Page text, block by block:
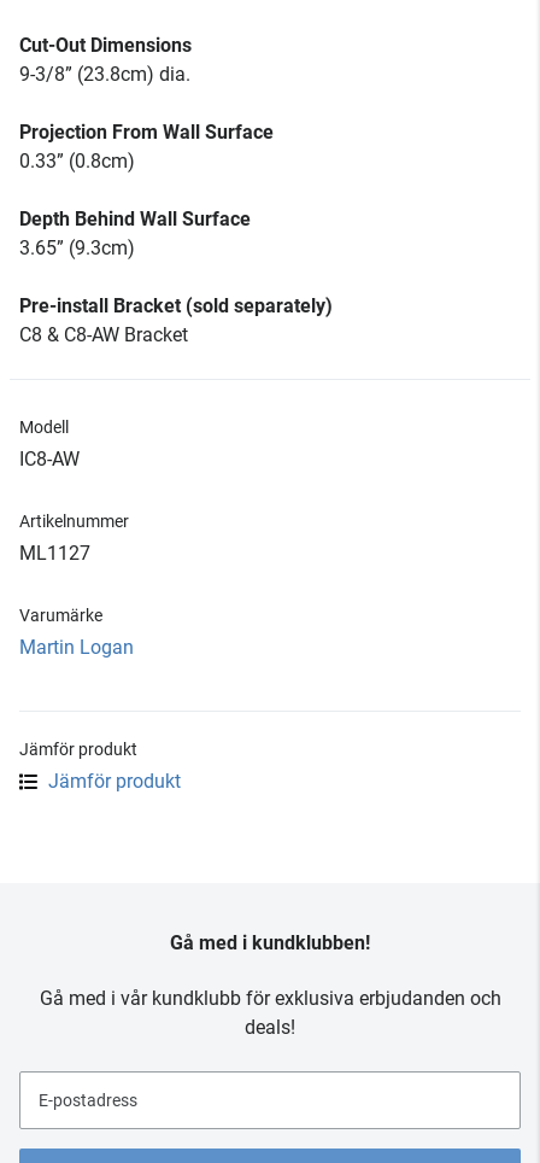
Cut-Out Dimensions
9-3/8” (23.8cm) dia.
Projection From Wall Surface
0.33” (0.8cm)
Depth Behind Wall Surface
3.65” (9.3cm)
Pre-install Bracket (sold separately)
C8 & C8-AW Bracket
Modell
IC8-AW
Artikelnummer
ML1127
Varumärke
Martin Logan
Jämför produkt
Jämför produkt
Gå med i kundklubben!
Gå med i vår kundklubb för exklusiva erbjudanden och
deals!
E-postadress